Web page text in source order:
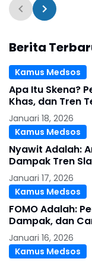
Berita
Kamus Medsos
Apa Itu Skena?
Khas, dan Tren
Januari 18, 2026
Kamus Medsos
Nyawit Adalah:
Dampak Tren
Januari 17, 2026
Kamus Medsos
FOMO Adalah:
Dampak, dan
Januari 16, 2026
Kamus Medsos